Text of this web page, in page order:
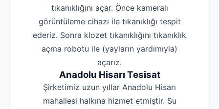
tıkanıklığını açar. Önce kameralı
görüntüleme cihazı ile tıkanıklığı tespit
ederiz. Sonra klozet tıkanıklığını tıkanıklık
açma robotu ile (yayların yardımıyla)
açarız.
Anadolu Hisarı Tesisat
Şirketimiz uzun yıllar Anadolu Hisarı
mahallesi halkına hizmet etmiştir. Su